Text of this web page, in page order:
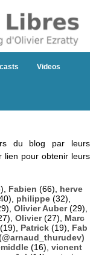
Videos
du blog par leurs
lien pour obtenir leurs
Fabien (66), herve
philippe (32),
Olivier Auber(29),
Olivier(27), Marc
(19), Patrick (19), Fab
(16), vicnent